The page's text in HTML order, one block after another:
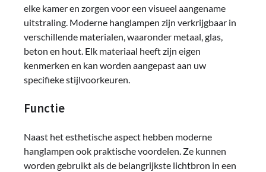
elke kamer en zorgen voor een visueel aangename
uitstraling. Moderne hanglampen zijn verkrijgbaar in
verschillende materialen, waaronder metaal, glas,
beton en hout. Elk materiaal heeft zijn eigen
kenmerken en kan worden aangepast aan uw
specifieke stijlvoorkeuren.
Functie
Naast het esthetische aspect hebben moderne
hanglampen ook praktische voordelen. Ze kunnen
worden gebruikt als de belangrijkste lichtbron in een